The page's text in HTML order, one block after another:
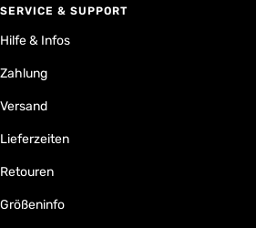
SERVICE & SUPPORT
Hilfe & Infos
Zahlung
Versand
Lieferzeiten
Retouren
Größeninfo